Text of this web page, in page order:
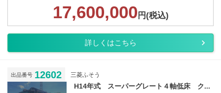
17,600,000 円(税込)
詳しくはこちら
出品番号 12602 三菱ふそう
H14年式 スーパーグレート４軸低床 ク...